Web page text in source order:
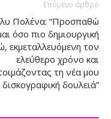
Επόμενο άρθρο
Πολένα: “Προσπαθώ
όσο πιο δημιουργική
εκμεταλλευόμενη τον
ελεύθερο χρόνο και
τη νέα μου
δισκογραφική δουλειά”